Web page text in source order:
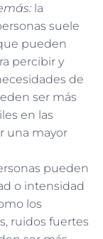
la
suele
pueden
percibir y
de
ser más
en las
una mayor
pueden
o intensidad
los
ruidos fuertes